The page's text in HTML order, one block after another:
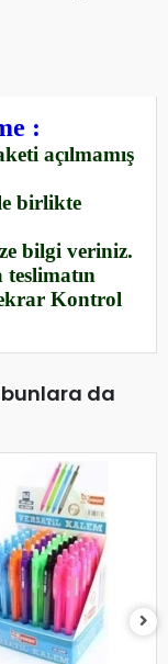
:
açılmamış
birlikte
bilgi veriniz.
teslimatın
Kontrol
bunlara da